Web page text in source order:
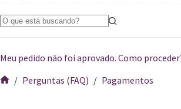
Meu pedido não foi aprovado. Como
/ Perguntas (FAQ) / Pagamentos